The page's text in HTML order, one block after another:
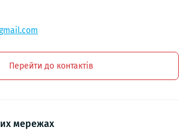
Перейти до контактів
мережах